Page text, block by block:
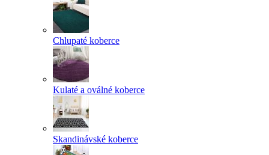
Chlupaté koberce
Kulaté a oválné koberce
Skandinávské koberce